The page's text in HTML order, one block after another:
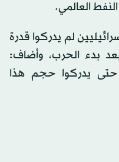
لم يدركوا قدرة
بدء الحرب، وأضاف:
يدركوا حجم هذا